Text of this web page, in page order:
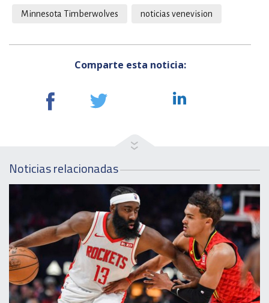
Minnesota Timberwolves noticias venevision
Comparte esta noticia:
Noticias relacionadas